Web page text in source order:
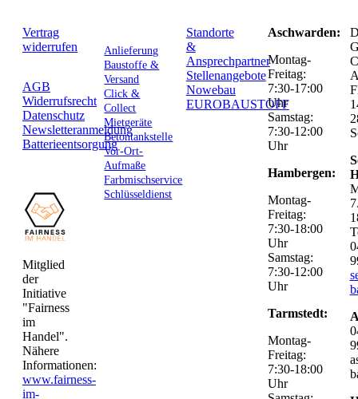
Vertrag
widerrufen
AGB
Widerrufsrecht
Datenschutz
Newsletteranmeldung
Batterieentsorgung
Mitglied
der
Initiative
"Fairness
im
Handel".
Nähere
Informationen:
www.fairness-
im-
Anlieferung
Baustoffe &
Versand
Click &
Collect
Mietgeräte
Betontankstelle
Vor-Ort-
Aufmaße
Farbmischservice
Schlüsseldienst
Standorte
&
Ansprechpartner
Stellenangebote
Nowebau
EUROBAUSTOFF
Aschwarden:
Montag-
Freitag:
7:30-17:00
Uhr
Samstag:
7:30-12:00
Uhr
Hambergen:
Montag-
Freitag:
7:30-18:00
Uhr
Samstag:
7:30-12:00
Uhr
Tarmstedt:
Montag-
Freitag:
7:30-18:00
Uhr